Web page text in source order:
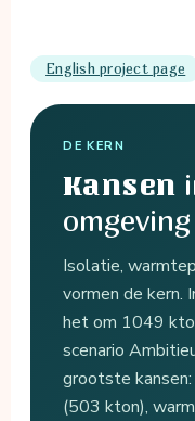
English project page
DE KERN
Kansen
omgeving
Isolatie,
vormen de kern.
het om 1049
scenario
grootste
(503 kton),